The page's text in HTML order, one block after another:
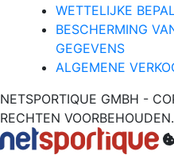
WETTELIJKE
BESCHERMING
GEGEVENS
ALGEMENE
NETSPORTIQUE GMBH -
RECHTEN VOORBEHOUDEN.